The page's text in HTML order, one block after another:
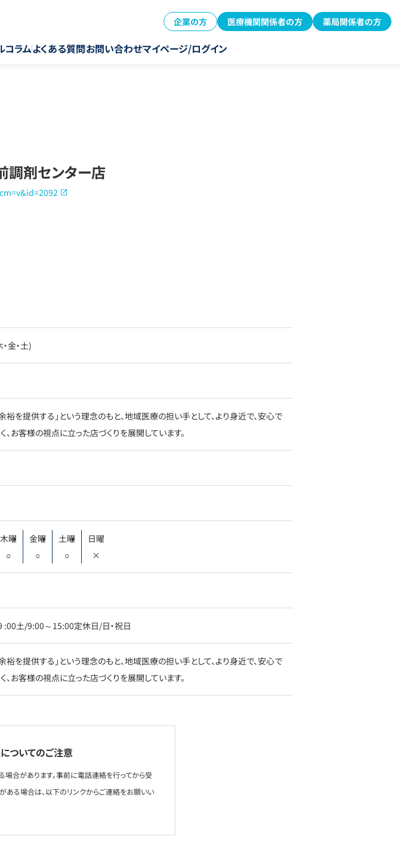
企業の方 医療機関関係者の方 薬局関係者の方
コラムよくある質問お問い合わせマイページ/ログイン
調剤センター店
金・土)
裕を提供する」という理念のもと、地域医療の担い手として、より身近で、安心で
お客様の視点に立った店づくりを展開しています。
木曜
○
金曜
○
土曜
○
日曜
×
:00土/9:00～15:00定休日/日・祝日
裕を提供する」という理念のもと、地域医療の担い手として、より身近で、安心で
お客様の視点に立った店づくりを展開しています。
ついてのご注意
合があります。事前に電話連絡を行ってから受
ある場合は、以下のリンクからご連絡をお願いい